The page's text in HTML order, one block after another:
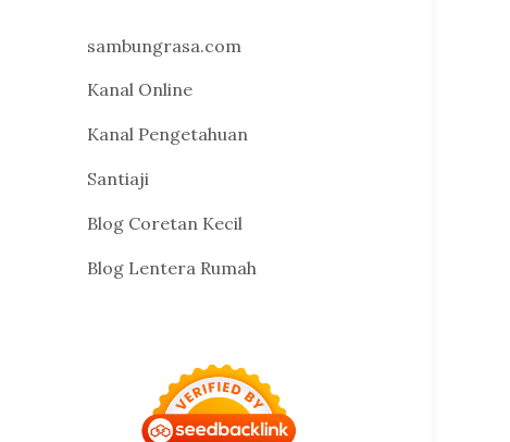
sambungrasa.com
Kanal Online
Kanal Pengetahuan
Santiaji
Blog Coretan Kecil
Blog Lentera Rumah